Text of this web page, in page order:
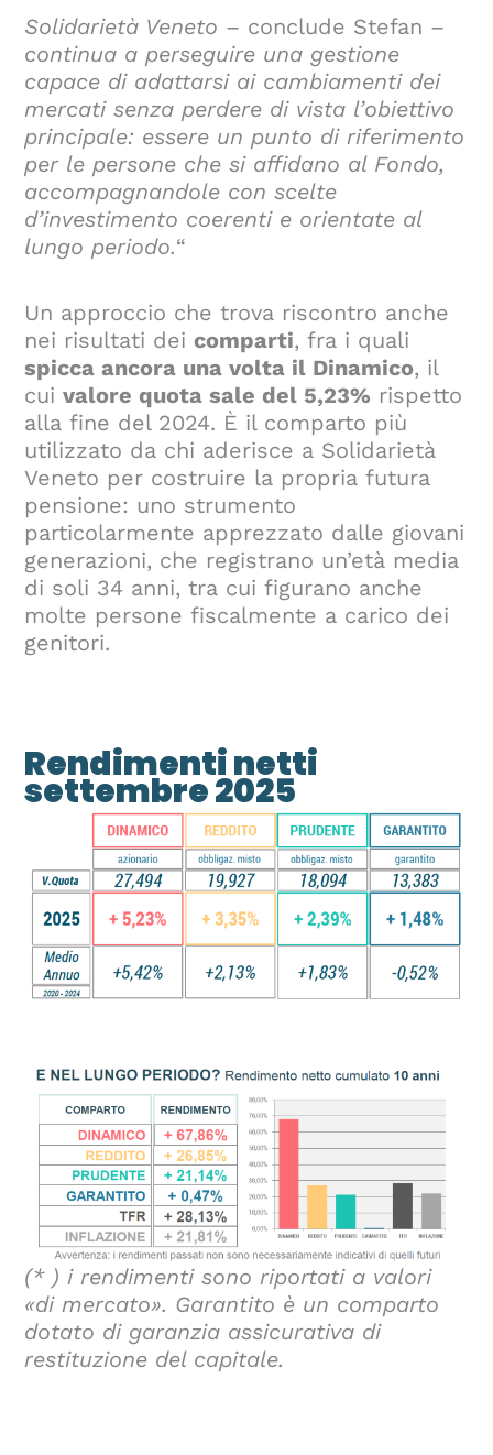
Solidarietà Veneto – conclude Stefan –
continua a perseguire una gestione
capace di adattarsi ai cambiamenti dei
mercati senza perdere di vista l’obiettivo
principale: essere un punto di riferimento
per le persone che si affidano al Fondo,
accompagnandole con scelte
d’investimento coerenti e orientate al
lungo periodo.“
Un approccio che trova riscontro anche
nei risultati deicomparti, fra i quali
spicca ancora una volta il Dinamico, il
cuivalore quota sale del 5,23% rispetto
alla fine del 2024. È il comparto più
utilizzato da chi aderisce a Solidarietà
Veneto per costruire la propria futura
pensione: uno strumento
particolarmente apprezzato dalle giovani
generazioni, che registrano un’età media
di soli 34 anni, tra cui figurano anche
molte persone fiscalmente a carico dei
genitori.
Rendimenti netti
settembre 2025
(* ) i rendimenti sono riportati a valori
«di mercato». Garantito è un comparto
dotato di garanzia assicurativa di
restituzione del capitale.